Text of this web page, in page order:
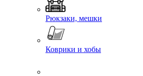
Рюкзаки, мешки
Коврики и хобы